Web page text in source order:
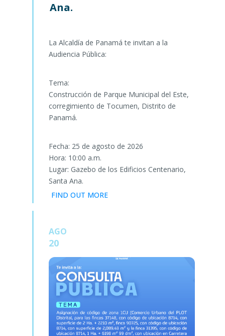
Ana.
La Alcaldía de Panamá te invitan a la
Audiencia Pública:
Tema:
Construcción de Parque Municipal del Este,
corregimiento de Tocumen, Distrito de
Panamá.
Fecha: 25 de agosto de 2026
Hora: 10:00 a.m.
Lugar: Gazebo de los Edificios Centenario,
Santa Ana.
FIND OUT MORE
AGO
20